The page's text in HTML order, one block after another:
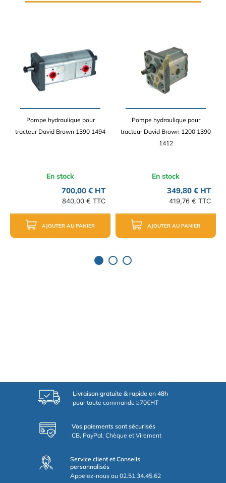
Pompe hydraulique pour
tracteur David Brown 1390 1494
En stock
700,00 € HT
840,00 € TTC
AJOUTER AU PANIER
Pompe hydraulique pour
tracteur David Brown 1200 1390
1412
En stock
349,80 € HT
419,76 € TTC
AJOUTER AU PANIER
Livraison gratuite & rapide en 48h
pour toute commande ≥70€HT
Vos paiements sont sécurisés
CB, PayPal, Chèque et Virement
Service client et Conseils
personnalisés
Appelez-nous au 02.51.34.45.62